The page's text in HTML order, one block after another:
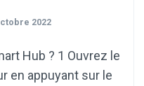
2022
Hub ? 1 Ouvrez le
en appuyant sur le